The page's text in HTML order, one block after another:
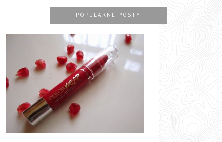
POPULARNE POSTY